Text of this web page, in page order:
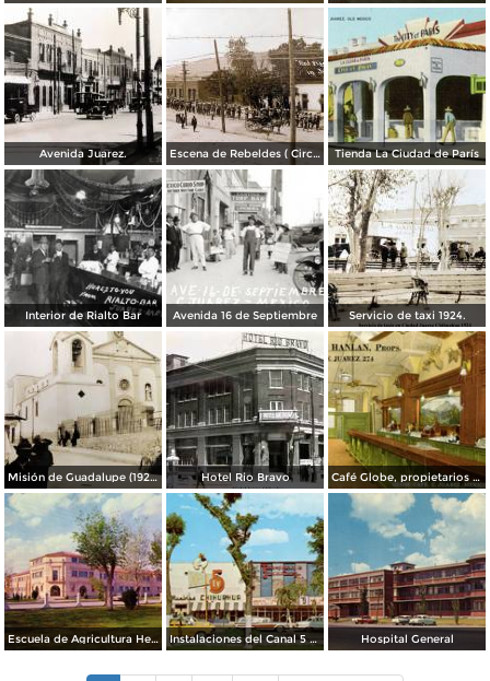
Avenida Juarez. Escena de Rebeldes ( Circulada el 8 de Diciembre de 1913 ). Tienda La Ciudad de París
Interior de Rialto Bar Avenida 16 de Septiembre Servicio de taxi 1924.
Misión de Guadalupe (1924) Hotel Rio Bravo Café Globe, propietarios Mooney & Hanlan
Escuela de Agricultura Hermanos Escobar Instalaciones del Canal 5 XEJ TV Hospital General